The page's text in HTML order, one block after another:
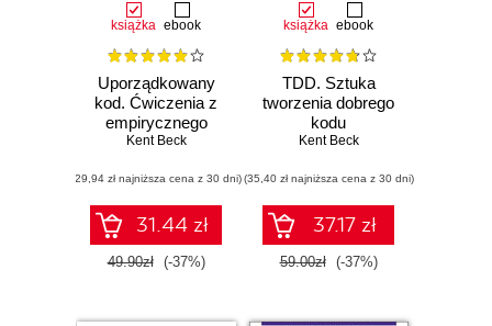
książka ebook
Uporządkowany
kod. Ćwiczenia z
empirycznego
projektowania
Kent Beck
(29,94 zł najniższa cena z 30 dni)
31.44 zł
49.90zł (-37%)
książka ebook
TDD. Sztuka
tworzenia dobrego
kodu
Kent Beck
(35,40 zł najniższa cena z 30 dni)
37.17 zł
59.00zł (-37%)